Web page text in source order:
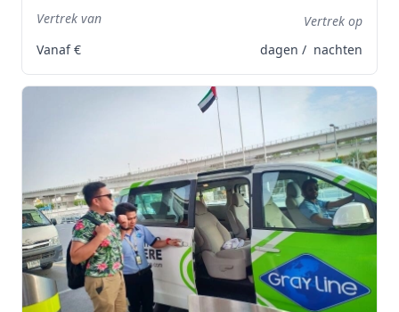
Vertrek van
Vertrek op
Vanaf€ dagen / nachten